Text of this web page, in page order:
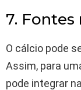
7.
O cálcio pode
Assim, para
pode integrar